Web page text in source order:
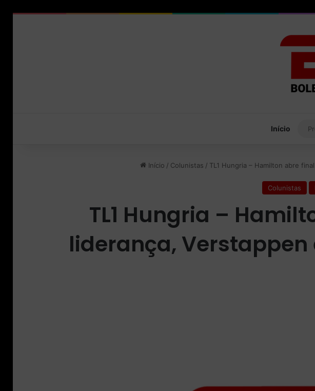
Início
Início / Colunistas / TL1 Hungria – Hamilton abre
Colunistas
TL1 Hungria –
liderança,